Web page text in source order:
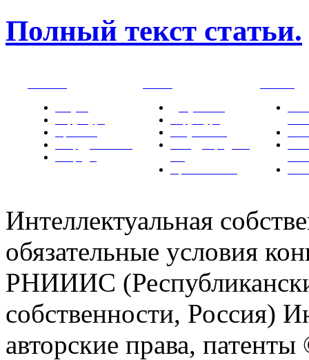
Полный текст статьи.
Интеллектуальная
обязательные условия
РНИИИС
собственности, Россия)
авторские права,